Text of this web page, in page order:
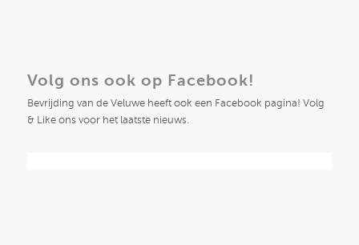
Volg ons ook op Facebook!
Bevrijding van de Veluwe heeft ook een Facebook pagina! Volg
& Like ons voor het laatste nieuws.